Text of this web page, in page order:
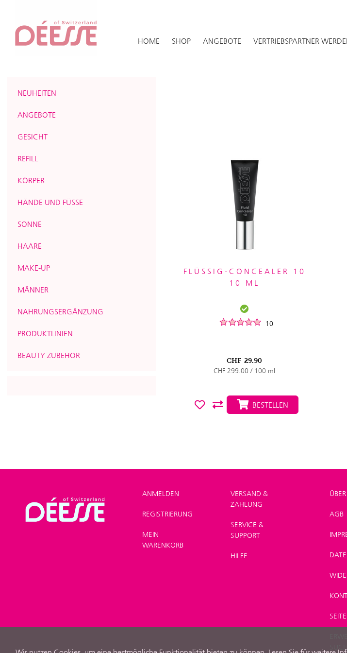
HOME SHOP ANGEBOTE VERTRIEBSPARTNER
NEUHEITEN
ANGEBOTE
GESICHT
REFILL
KÖRPER
HÄNDE UND FÜSSE
SONNE
HAARE
MAKE-UP
MÄNNER
NAHRUNGSERGÄNZUNG
PRODUKTLINIEN
BEAUTY ZUBEHÖR
FLÜSSIG-CONCEALER 10
10 ML
10
CHF 29.90
CHF 299.00 / 100 ml
BESTELLEN
Suchergebnis für Zurück
ANMELDEN
REGISTRIERUNG
MEIN
WARENKORB
VERSAND &
ZAHLUNG
SERVICE &
SUPPORT
HILFE
AGB
SUCHE